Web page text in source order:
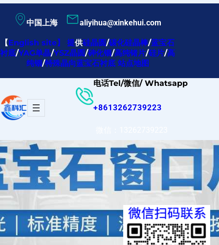
内
容
中国上海 aliyihua@xinkehui.com
【English site】提供硅晶圆/碳化硅晶棒/蓝宝石
衬底/YAG单晶/YSZ晶圆/砷化铟/高纯锗片/硅片/高
纯铟/特殊晶向蓝宝石衬底 站点地图
电话Tel/微信/ Whatsapp
+8613262739223